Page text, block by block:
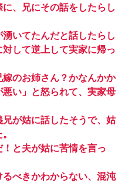
、兄にその話をしたらし
いてたんだと話したらし
して逆上して実家に帰っ
のお姉さん？かなんかか
い」と怒られて、実家母
が姑に話したそうで、姑
と夫が姑に苦情を言っ
べきかわからない、混沌